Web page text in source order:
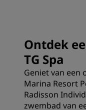
Ontdek
TG Spa
Geniet van een
Marina Resort
Radisson
zwembad van